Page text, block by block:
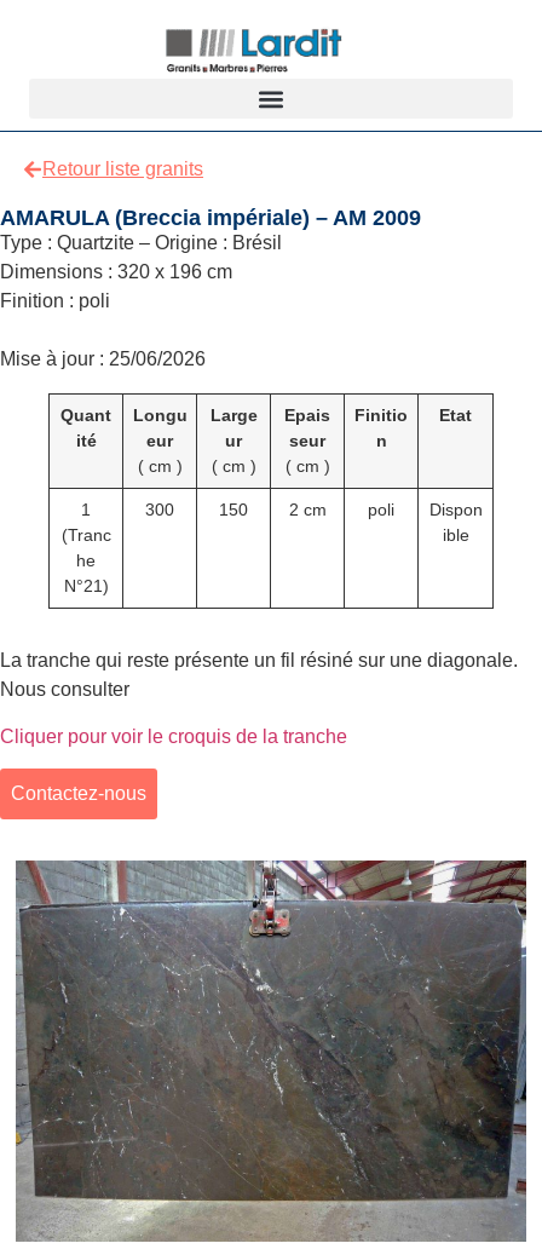
Retour liste granits
AMARULA (Breccia impériale) – AM 2009
Type : Quartzite – Origine : Brésil
Dimensions : 320 x 196 cm
Finition : poli
Mise à jour : 25/06/2026
Quant
ité
Longu
eur
( cm )
Large
ur
( cm )
Epais
seur
( cm )
Finitio
n
Etat
1
(Tranc
he
N°21)
300 150 2 cm poli
Dispon
ible
La tranche qui reste présente un fil résiné sur une diagonale.
Nous consulter
Cliquer pour voir le croquis de la tranche
Contactez-nous